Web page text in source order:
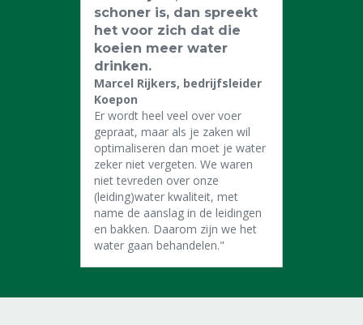
schoner is, dan spreekt
het voor zich dat die
koeien meer water
drinken.
Marcel Rijkers, bedrijfsleider
Koepon
Er wordt heel veel over voer
gepraat, maar als je zaken wil
optimaliseren dan moet je water
zeker niet vergeten. We waren
niet tevreden over onze
(leiding)water kwaliteit, met
name de aanslag in de leidingen
en bakken. Daarom zijn we het
water gaan behandelen."